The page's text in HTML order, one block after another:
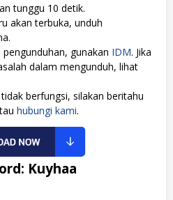
tunggu 10 detik.
akan terbuka, unduh
gunakan IDM. Jika
dalam mengunduh, lihat
berfungsi, silakan beritahu
hubungi kami.
Kuyhaa